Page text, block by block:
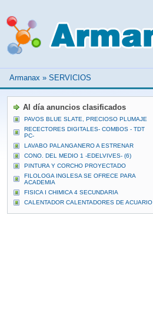
Armanax » SERVICIOS
Al día anuncios clasificados
PAVOS BLUE SLATE, PRECIOSO PLUMAJE
RECECTORES DIGITALES- COMBOS - TDT
PC-
LAVABO PALANGANERO A ESTRENAR
CONO. DEL MEDIO 1 -EDELVIVES- (6)
PINTURA Y CORCHO PROYECTADO
FILOLOGA INGLESA SE OFRECE PARA
ACADEMIA
FISICA I CHIMICA 4 SECUNDARIA
CALENTADOR CALENTADORES DE ACUARIO